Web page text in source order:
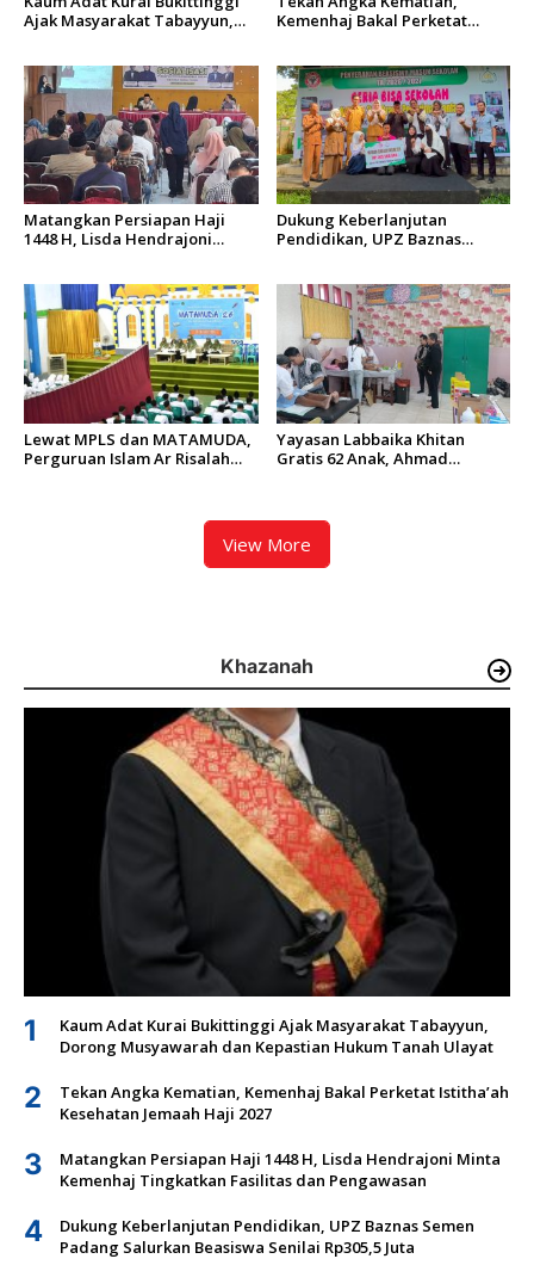
Ajak Masyarakat Tabayyun,
Ulayat
Kemenhaj Bakal Perketat
Matangkan Persiapan Haji
1448 H, Lisda Hendrajoni
Dukung Keberlanjutan
Pendidikan, UPZ Baznas
Lewat MPLS dan MATAMUDA,
Perguruan Islam Ar Risalah
Yayasan Labbaika Khitan
Gratis 62 Anak, Ahmad
View More
Khazanah
1
Kaum Adat Kurai Bukittinggi Ajak Masyarakat Tabayyun,
Dorong Musyawarah dan Kepastian Hukum Tanah Ulayat
2
Tekan Angka Kematian, Kemenhaj Bakal Perketat Istitha’ah
Kesehatan Jemaah Haji 2027
3
Matangkan Persiapan Haji 1448 H, Lisda Hendrajoni Minta
Kemenhaj Tingkatkan Fasilitas dan Pengawasan
4
Dukung Keberlanjutan Pendidikan, UPZ Baznas Semen
Padang Salurkan Beasiswa Senilai Rp305,5 Juta